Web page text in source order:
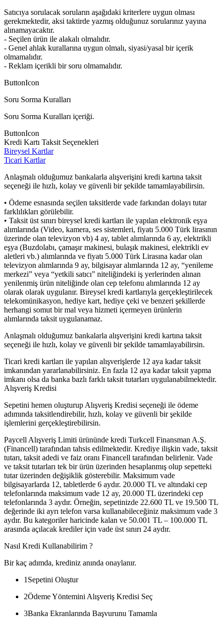
Satıcıya sorulacak soruların aşağıdaki kriterlere uygun olması
gerekmektedir, aksi taktirde yazmış olduğunuz sorularınız yayına
alınamayacaktır.
- Seçilen ürün ile alakalı olmalıdır.
- Genel ahlak kurallarına uygun olmalı, siyasi/yasal bir içerik
olmamalıdır.
- Reklam içerikli bir soru olmamalıdır.
ButtonIcon
Soru Sorma Kuralları
Soru Sorma Kuralları içeriği.
ButtonIcon
Kredi Kartı Taksit Seçenekleri
Bireysel Kartlar
Ticari Kartlar
Anlaşmalı olduğumuz bankalarla alışverişini kredi kartına taksit
seçeneği ile hızlı, kolay ve güvenli bir şekilde tamamlayabilirsin.
• Ödeme esnasında seçilen taksitlerde vade farkından dolayı tutar
farklılıkları görülebilir.
• Taksit üst sınırı bireysel kredi kartları ile yapılan elektronik eşya
alımlarında (Video, kamera, ses sistemleri, fiyatı 5.000 Türk lirasının
üzerinde olan televizyon vb) 4 ay, tablet alımlarında 6 ay, elektrikli
eşya (Buzdolabı, çamaşır makinesi, bulaşık makinesi, elektrikli ev
aletleri vb.) alımlarında ve fiyatı 5.000 Türk Lirasına kadar olan
televizyon alımlarında 9 ay, bilgisayar alımlarında 12 ay, “yenileme
merkezi” veya “yetkili satıcı” niteliğindeki iş yerlerinden alınan
yenilenmiş ürün niteliğinde olan cep telefonu alımlarında 12 ay
olarak olarak uygulanır. Bireysel kredi kartlarıyla gerçekleştirilecek
telekomünikasyon, hediye kart, hediye çeki ve benzeri şekillerde
herhangi somut bir mal veya hizmeti içermeyen ürünlerin
alımlarında taksit uygulanamaz.
Anlaşmalı olduğumuz bankalarla alışverişini kredi kartına taksit
seçeneği ile hızlı, kolay ve güvenli bir şekilde tamamlayabilirsin.
Ticari kredi kartları ile yapılan alışverişlerde 12 aya kadar taksit
imkanından yararlanabilirsiniz. En fazla 12 aya kadar taksit yapma
imkanı olsa da banka bazlı farklı taksit tutarları uygulanabilmektedir.
Alışveriş Kredisi
Sepetini hemen oluşturup Alışveriş Kredisi seçeneği ile ödeme
adımında taksitlendirebilir, hızlı, kolay ve güvenli bir şekilde
işlemlerini gerçekleştirebilirsin.
Paycell Alışveriş Limiti ürününde kredi Turkcell Finansman A.Ş.
(Financell) tarafından tahsis edilmektedir. Krediye ilişkin vade, taksit
tutarı, taksit adedi ve faiz oranı Financell tarafından belirlenir. Vade
ve taksit tutarları tek bir ürün üzerinden hesaplanmış olup sepetteki
tutar üzerinden değişiklik gösterebilir. Maksimum vade
bilgisayarlarda 12, tabletlerde 6 aydır. 20.000 TL ve altındaki cep
telefonlarında maksimum vade 12 ay, 20.000 TL üzerindeki cep
telefonlarında 3 aydır. Örneğin, sepetinizde 22.600 TL ve 19.500 TL
değerinde iki ayrı telefon varsa kullanabileceğiniz maksimum vade 3
aydır. Bu kategoriler haricinde kalan ve 50.001 TL – 100.000 TL
arasında açılacak krediler için vade üst sınırı 24 aydır.
Nasıl Kredi Kullanabilirim ?
Bir kaç adımda, krediniz anında onaylanır.
1 Sepetini Oluştur
2Ödeme Yöntemini Alışveriş Kredisi Seç
3Banka Ekranlarında Başvurunu Tamamla